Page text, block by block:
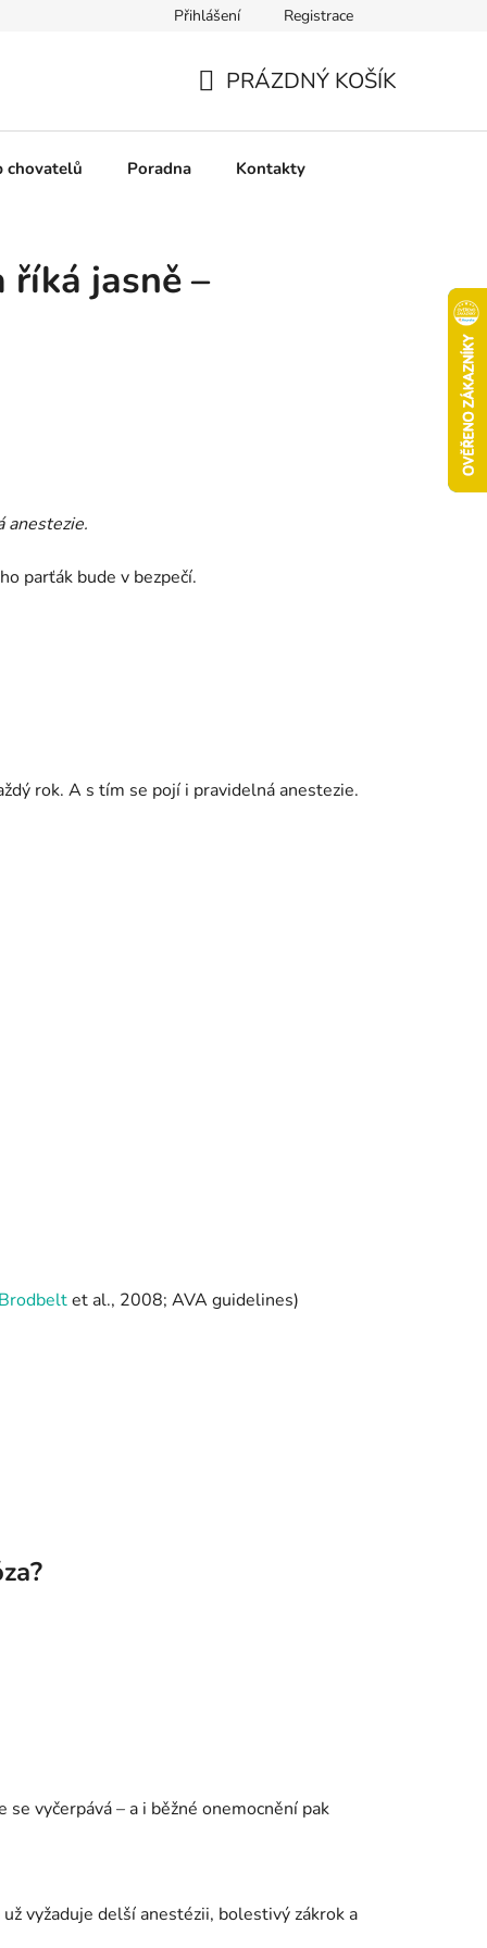
Pravidla soutěží
Přihlášení Registrace
KOŠÍK
PRÁZDNÝ KOŠÍK
chovatelů Poradna Kontakty
říká jasně –
anestezie.
parťák bude v bezpečí.
rok. A s tím se pojí i pravidelná anestezie.
et al., 2008; AVA guidelines)
vyčerpává – a i běžné onemocnění pak
vyžaduje delší anestézii, bolestivý zákrok a